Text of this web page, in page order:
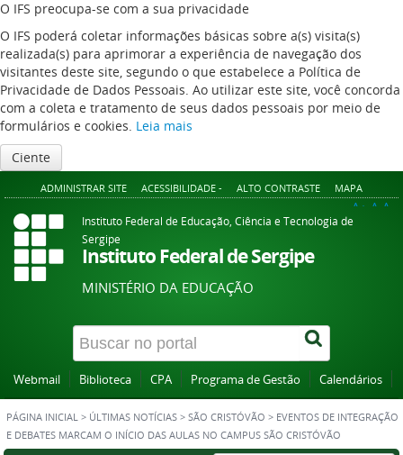
O IFS preocupa-se com a sua privacidade
O IFS poderá coletar informações básicas sobre a(s) visita(s)
realizada(s) para aprimorar a experiência de navegação dos
visitantes deste site, segundo o que estabelece a Política de
Privacidade de Dados Pessoais. Ao utilizar este site, você concorda
com a coleta e tratamento de seus dados pessoais por meio de
formulários e cookies. Leia mais
Ciente
ADMINISTRAR SITE ACESSIBILIDADE - ALTO CONTRASTE MAPA
A+ A A-
Instituto Federal de Educação, Ciência e Tecnologia de
Sergipe
Instituto Federal de Sergipe
MINISTÉRIO DA EDUCAÇÃO
Webmail Biblioteca CPA Programa de Gestão Calendários
PÁGINA INICIAL > ÚLTIMAS NOTÍCIAS > SÃO CRISTÓVÃO > EVENTOS DE INTEGRAÇÃO
E DEBATES MARCAM O INÍCIO DAS AULAS NO CAMPUS SÃO CRISTÓVÃO